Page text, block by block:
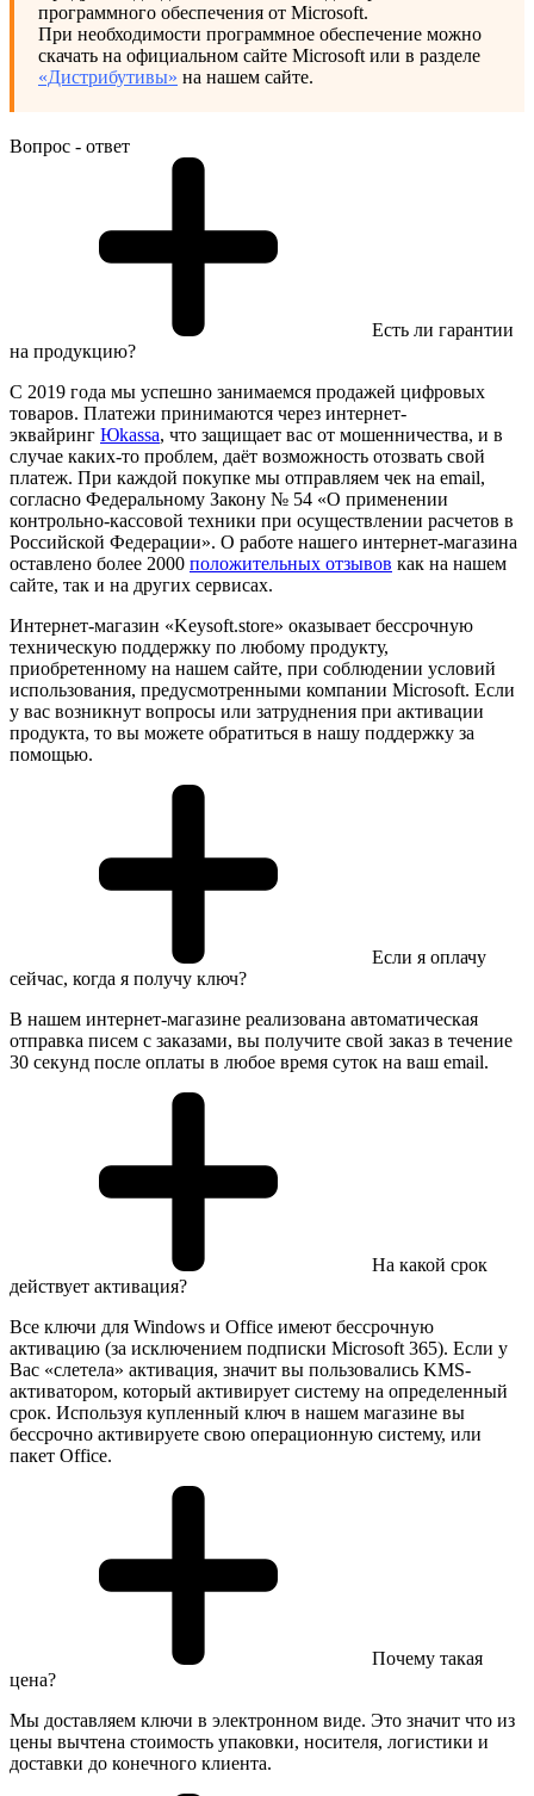
программного обеспечения от Microsoft.
При необходимости программное обеспечение можно
скачать на официальном сайте Microsoft или в разделе
«Дистрибутивы» на нашем сайте.
Вопрос - ответ
Есть ли гарантии
на продукцию?
С 2019 года мы успешно занимаемся продажей цифровых
товаров. Платежи принимаются через интернет-
эквайринг Юkassa, что защищает вас от мошенничества, и в
случае каких-то проблем, даёт возможность отозвать свой
платеж. При каждой покупке мы отправляем чек на email,
согласно Федеральному Закону № 54 «О применении
контрольно-кассовой техники при осуществлении расчетов в
Российской Федерации». О работе нашего интернет-магазина
оставлено более 2000 положительных отзывов как на нашем
сайте, так и на других сервисах.
Интернет-магазин «Keysoft.store» оказывает бессрочную
техническую поддержку по любому продукту,
приобретенному на нашем сайте, при соблюдении условий
использования, предусмотренными компании Microsoft. Если
у вас возникнут вопросы или затруднения при активации
продукта, то вы можете обратиться в нашу поддержку за
помощью.
Если я оплачу
сейчас, когда я получу ключ?
В нашем интернет-магазине реализована автоматическая
отправка писем с заказами, вы получите свой заказ в течение
30 секунд после оплаты в любое время суток на ваш email.
На какой срок
действует активация?
Все ключи для Windows и Office имеют бессрочную
активацию (за исключением подписки Microsoft 365). Если у
Вас «слетела» активация, значит вы пользовались KMS-
активатором, который активирует систему на определенный
срок. Используя купленный ключ в нашем магазине вы
бессрочно активируете свою операционную систему, или
пакет Office.
Почему такая
цена?
Мы доставляем ключи в электронном виде. Это значит что из
цены вычтена стоимость упаковки, носителя, логистики и
доставки до конечного клиента.